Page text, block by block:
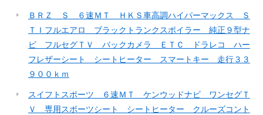
ＢＲＺ Ｓ ６速ＭＴ ＨＫＳ車高調ハイパーマックス Ｓ
ＴＩフルエアロ ブラックトランクスポイラー 純正９型ナ
ビ フルセグＴＶ バックカメラ ＥＴＣ ドラレコ ハー
フレザーシート シートヒーター スマートキー 走行３３
９００ｋｍ
スイフトスポーツ ６速ＭＴ ケンウッドナビ ワンセグＴ
Ｖ 専用スポーツシート シートヒーター クルーズコント